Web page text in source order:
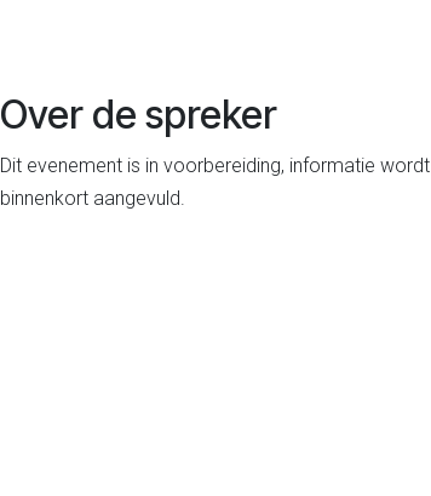
Over de spreker
Dit evenement is in voorbereiding, informatie wordt
binnenkort aangevuld.